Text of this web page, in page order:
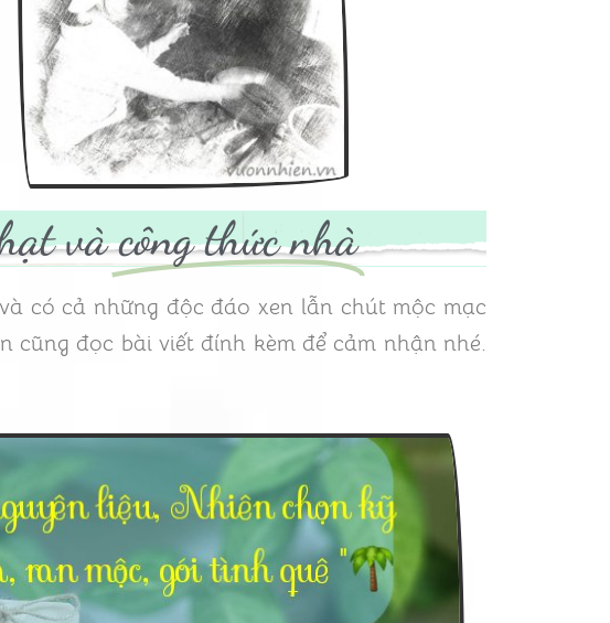
vàcông thức nhà
có cả những độc đáo xen lẫn chút mộc mạc
đọc bài viết đính kèm để cảm nhận nhé.